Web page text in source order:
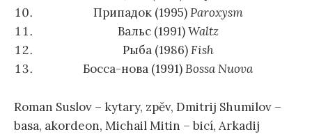
Припадок (1995)Paroxysm
Вальc (1991)Waltz
Рыба (1986)Fish
Босса-нова (1991)Bossa Nuova
Roman Suslov – kytary, zpěv, Dmitrij Shumilov –
basa, akordeon, Michail Mitin – bicí, Arkadij